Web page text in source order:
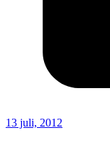
13 juli, 2012